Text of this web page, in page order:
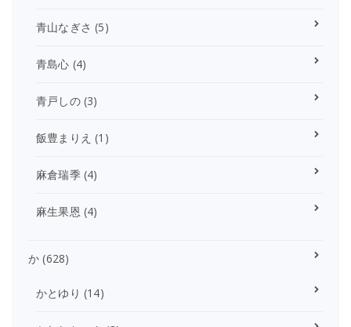
青山なぎさ (5)
青島心 (4)
青戸しの(3)
飯豊まりえ (1)
麻倉瑞季(4)
麻生果恩 (4)
か (628)
かとゆり (14)